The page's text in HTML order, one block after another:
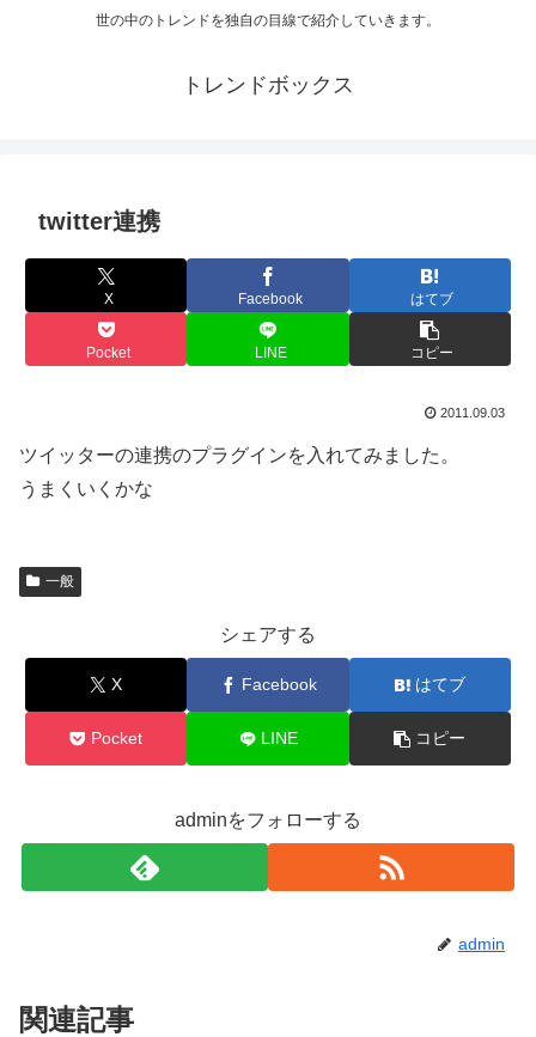
世の中のトレンドを独自の目線で紹介していきます。
トレンドボックス
twitter連携
X Facebook はてブ
Pocket LINE コピー
2011.09.03
ツイッターの連携のプラグインを入れてみました。
うまくいくかな
一般
シェアする
X Facebook はてブ
Pocket LINE コピー
adminをフォローする
admin
関連記事